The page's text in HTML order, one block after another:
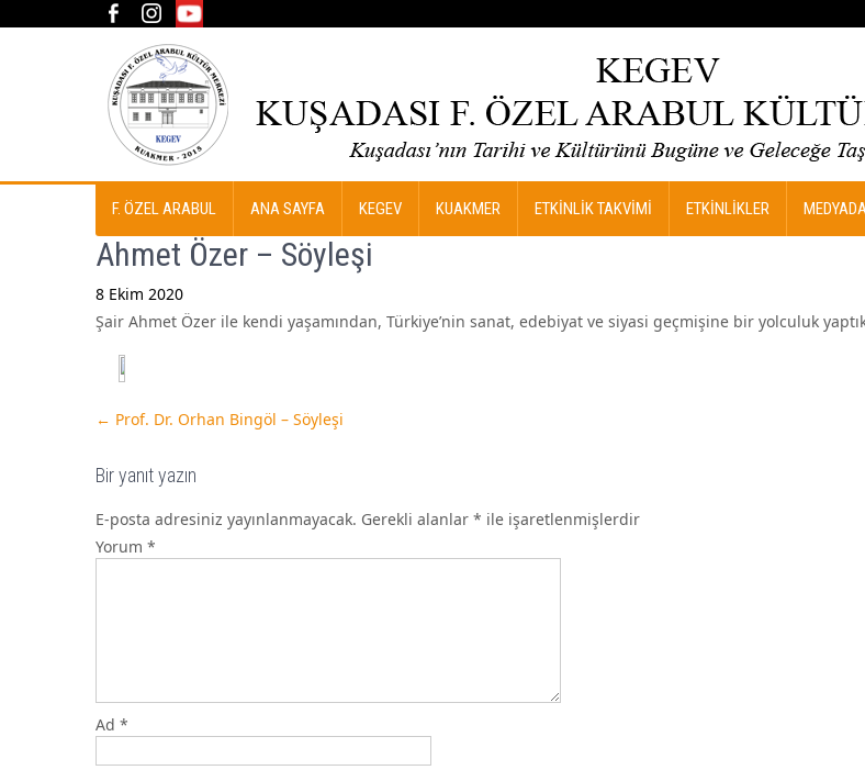
F. ÖZEL ARABUL ANA SAYFA KEGEV KUAKMER ETKİNLİK TAKVİMİ ETKİNLİKLER
Ahmet Özer – Söyleşi
8 Ekim 2020
Şair Ahmet Özer ile kendi yaşamından, Türkiye’nin sanat, edebiyat ve siyasi geçmişine bir yolculuk
Post
navigation
← Prof. Dr. Orhan Bingöl – Söyleşi
Bir yanıt yazın
E-posta adresiniz yayınlanmayacak. Gerekli alanlar * ile işaretlenmişlerdir
Yorum *
Ad *